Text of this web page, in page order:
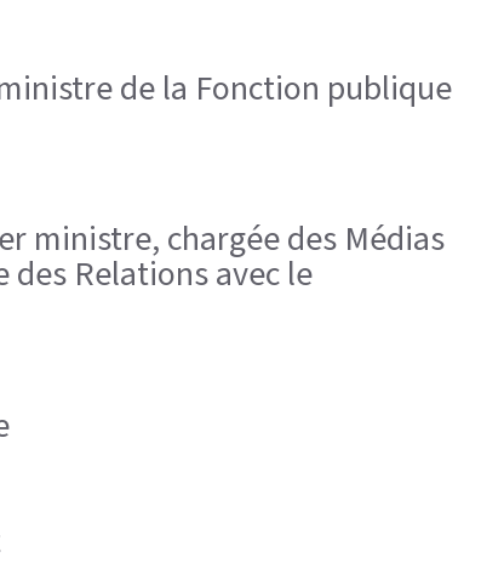
de la Fonction publique
ministre, chargée des Médias
Relations avec le